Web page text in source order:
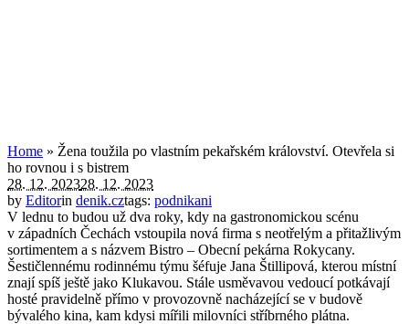
Home » Žena toužila po vlastním pekařském království. Otevřela si
ho rovnou i s bistrem
28. 12. 202328. 12. 2023
by Editorin denik.cztags: podnikani
V lednu to budou už dva roky, kdy na gastronomickou scénu
v západních Čechách vstoupila nová firma s neotřelým a přitažlivým
sortimentem a s názvem Bistro – Obecní pekárna Rokycany.
Šestičlennému rodinnému týmu šéfuje Jana Štillipová, kterou místní
znají spíš ještě jako Klukavou. Stále usměvavou vedoucí potkávají
hosté pravidelně přímo v provozovně nacházející se v budově
bývalého kina, kam kdysi mířili milovníci stříbrného plátna.